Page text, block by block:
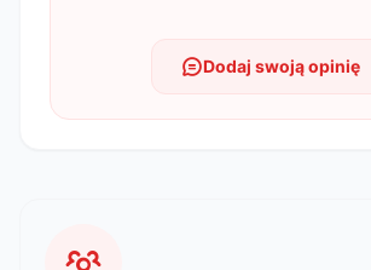
Dodaj swoją opinię